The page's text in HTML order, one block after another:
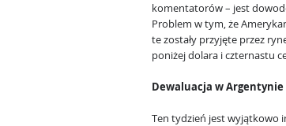
komentatorów – jest
Problem w tym, że
te zostały przyjęte przez
poniżej dolara i czternastu
Dewaluacja w Argentynie
Ten tydzień jest wyjątkowo